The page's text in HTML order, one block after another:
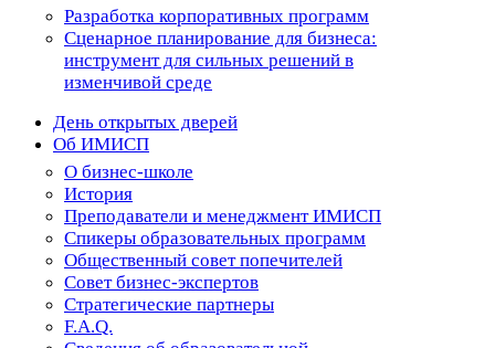
Разработка корпоративных программ
Сценарное планирование для бизнеса:
инструмент для сильных решений в
изменчивой среде
День открытых дверей
Об ИМИСП
О бизнес-школе
История
Преподаватели и менеджмент ИМИСП
Спикеры образовательных программ
Общественный совет попечителей
Совет бизнес-экспертов
Cтратегические партнеры
F.A.Q.